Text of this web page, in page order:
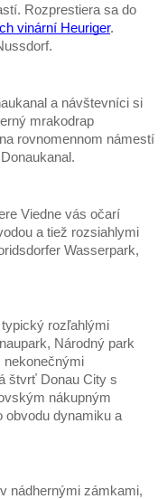
Rozprestiera sa do
vinární Heuriger.
a návštevníci si
mrakodrap
rovnomennom námestí
Viedne vás očarí
a tiež rozsiahlymi
Wasserpark,
rozľahlými
Národný park
nekonečnými
štvrť Donau City s
nákupným
obvodu dynamiku a
nádhernými zámkami,